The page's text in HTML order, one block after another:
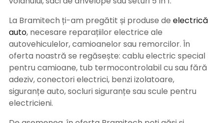
La Bramitech ți-am pregătit și produse de electrică
auto, necesare reparațiilor electrice ale
autovehiculelor, camioanelor sau remorcilor. În
oferta noastră se regăsește: cablu electric special
pentru camioane, tub termocontrolabil cu sau fără
adeziv, conectori electrici, benzi izolatoare,
siguranțe auto, socluri siguranțe sau scule pentru
electricieni.